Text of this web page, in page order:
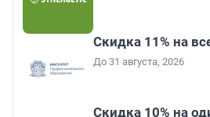
Скидка 11% на
До 31 августа, 2026
Скидка 10% на